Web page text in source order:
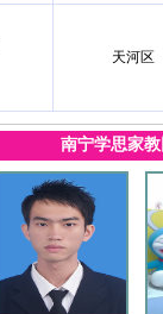
天河区
南宁学思家